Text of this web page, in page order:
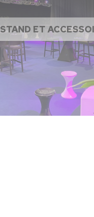
STAND ET